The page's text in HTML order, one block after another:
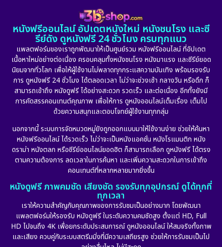
Detective สืบสวน (5)
Detective สืบสวน (56)
Disaster (10)
Disney+ (21)
Drama ดราม่า (882)
Dystopian (17)
Emotional (101)
Epic มหากาพย์ (17)
Erotic (10)
1981
1974
1971 1962
หนังฟรีออนไลน์ อัปเดตหนังใหม่ หนังชนโรง และซี
รีย์ดัง ดูหนังฟรี 24 ชั่วโมง ครบทุกแนว
แพลตฟอร์มของเราถูกพัฒนาให้เป็นศูนย์รวม หนังฟรีออนไลน์ ที่อัปเดต
เนื้อหาใหม่อย่างต่อเนื่อง ครอบคลุมทั้งหนังชนโรง หนังมาแรง และซีรีย์ยอด
นิยมจากทั่วโลก เพื่อให้ผู้ใช้งานไม่พลาดทุกกระแสความบันเทิง พร้อมรองรับ
การ ดูหนังฟรี 24 ชั่วโมง ได้ตลอดเวลา ไม่ว่าจะช่วงเช้า กลางวัน หรือดึก ก็
สามารถเข้าถึง หนังดูฟรี ได้อย่างสะดวก รวดเร็ว และต่อเนื่อง อีกทั้งยังมี
การคัดสรรคอนเทนต์คุณภาพ เพื่อให้การ ดูหนังออนไลน์เต็มเรื่อง เต็มไป
ด้วยความสนุกและตอบโจทย์ผู้ใช้งานทุกกลุ่ม
นอกจากนี้ ระบบการจัดหมวดหมู่ยังถูกออกแบบมาให้ใช้งานง่าย ช่วยให้ค้นหา
หนังฟรีออนไลน์ ได้รวดเร็ว ไม่ว่าจะเป็นหนังแอคชั่น หนังโรแมนติก หนัง
ดราม่า หนังตลก หรือซีรีย์ออนไลน์ยอดฮิต ก็สามารถเลือก ดูหนังฟรี ได้ตรง
ตามความต้องการ ลดเวลาในการค้นหา และเพิ่มความสะดวกในการเข้าถึง
คอนเทนต์ที่หลากหลายมากยิ่งขึ้น
หนังดูฟรี ภาพคมชัด เสียงชัด รองรับทุกอุปกรณ์ ดูได้ทุกที่
ทุกเวลา
เราให้ความสำคัญกับคุณภาพของการรับชมเป็นอย่างมาก โดยพัฒนา
แพลตฟอร์มให้รองรับ หนังดูฟรี ในระดับความคมชัดสูง ตั้งแต่ HD, Full
HD ไปจนถึง 4K เพื่อยกระดับประสบการณ์ ดูหนังออนไลน์ ให้สมจริงทั้งภาพ
และเสียง ควบคู่กับระบบสตรีมมิ่งที่มีความเสถียรสูง ช่วยให้การรับชมเป็นไป